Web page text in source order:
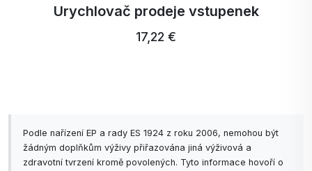
Urychlovač prodeje vstupenek
17,22 €
Podle nařízení EP a rady ES 1924 z roku 2006, nemohou být
žádným doplňkům výživy přiřazována jiná výživová a
zdravotní tvrzení kromě povolených. Tyto informace hovoří o